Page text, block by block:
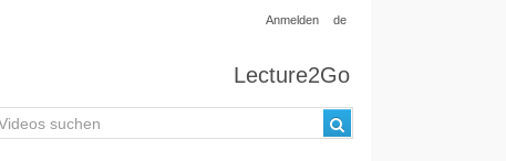
Anmelden de
Lecture2Go